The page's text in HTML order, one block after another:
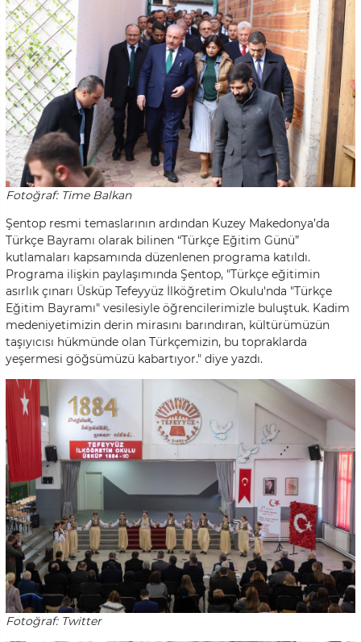
Fotoğraf: Time Balkan
Şentop resmi temaslarının ardından Kuzey Makedonya’da
Türkçe Bayramı olarak bilinen “Türkçe Eğitim Günü”
kutlamaları kapsamında düzenlenen programa katıldı.
Programa ilişkin paylaşımında Şentop, "Türkçe eğitimin
asırlık çınarı Üsküp Tefeyyüz İlköğretim Okulu'nda "Türkçe
Eğitim Bayramı" vesilesiyle öğrencilerimizle buluştuk. Kadim
medeniyetimizin derin mirasını barındıran, kültürümüzün
taşıyıcısı hükmünde olan Türkçemizin, bu topraklarda
yeşermesi göğsümüzü kabartıyor." diye yazdı.
Fotoğraf: Twitter